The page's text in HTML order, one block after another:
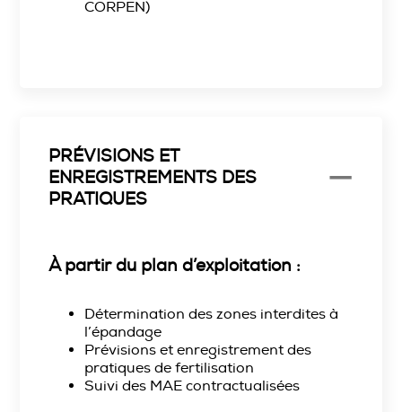
CORPEN)
PRÉVISIONS ET
ENREGISTREMENTS DES
PRATIQUES
À partir du plan d’exploitation :
Détermination des zones interdites à
l’épandage
Prévisions et enregistrement des
pratiques de fertilisation
Suivi des MAE contractualisées